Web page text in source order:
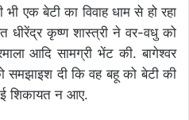
भी एक बेटी का विवाह धाम से हो रहा
धीरेंद्र कृष्ण शास्त्री ने वर-वधु को
आदि सामग्री भेंट की. बागेश्वर
समझाइश दी कि वह बहू को बेटी की
शिकायत न आए.